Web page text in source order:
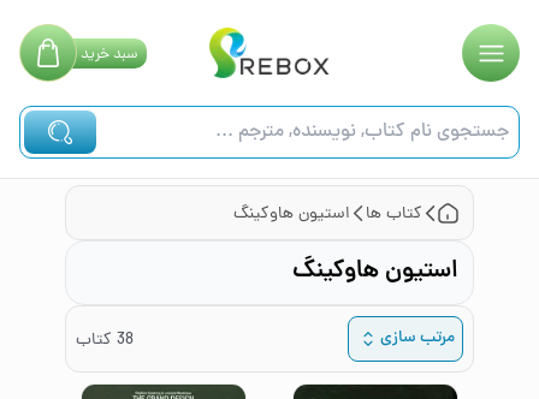
سبدخرید
کتاب ها استیون هاوکینگ
استیون هاوکینگ
مرتب سازی 38 کتاب